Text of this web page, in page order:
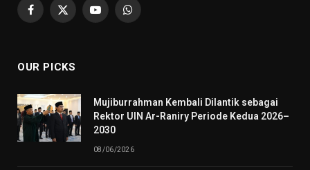
Facebook
X
YouTubeWhatsApp
OUR PICKS
Mujiburrahman Kembali Dilantik sebagai
Rektor UIN Ar-Raniry Periode Kedua 2026–
2030
08/06/2026